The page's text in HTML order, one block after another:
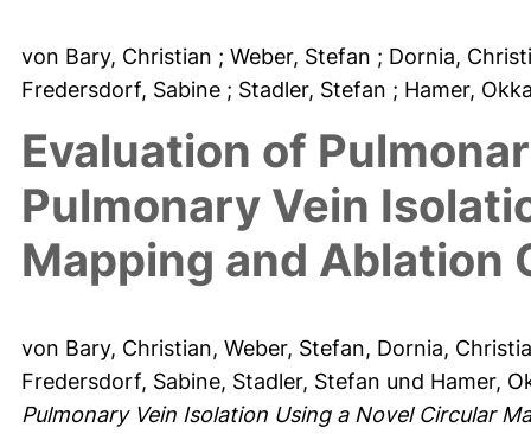
von Bary, Christian ; Weber, Stefan ; Dornia,
Fredersdorf, Sabine ; Stadler, Stefan ; Hamer,
Evaluation of
Pulmonary Vein
Mapping and Ablation
von Bary, Christian, Weber, Stefan, Dornia,
Fredersdorf, Sabine, Stadler, Stefan und Hamer,
Pulmonary Vein Isolation Using a Novel Circular